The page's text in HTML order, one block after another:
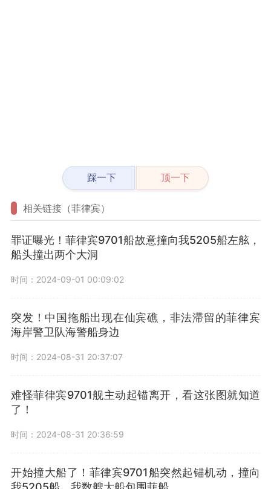
踩一下 顶一下
相关链接（菲律宾）
罪证曝光！菲律宾9701船故意撞向我5205船左舷，
船头撞出两个大洞
时间：2024-09-01 00:09:02
突发！中国拖船出现在仙宾礁，非法滞留的菲律宾
海岸警卫队海警船身边
时间：2024-08-31 20:37:07
难怪菲律宾9701舰主动起锚离开，看这张图就知道
了！
时间：2024-08-31 20:36:59
开始撞大船了！菲律宾9701船突然起锚机动，撞向